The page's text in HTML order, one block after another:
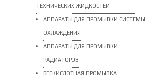
ТЕХНИЧЕСКИХ ЖИДКОСТЕЙ
АППАРАТЫ ДЛЯ ПРОМЫВКИ СИСТЕМЫ
ОХЛАЖДЕНИЯ
АППАРАТЫ ДЛЯ ПРОМЫВКИ
РАДИАТОРОВ
БЕСКИСЛОТНАЯ ПРОМЫВКА